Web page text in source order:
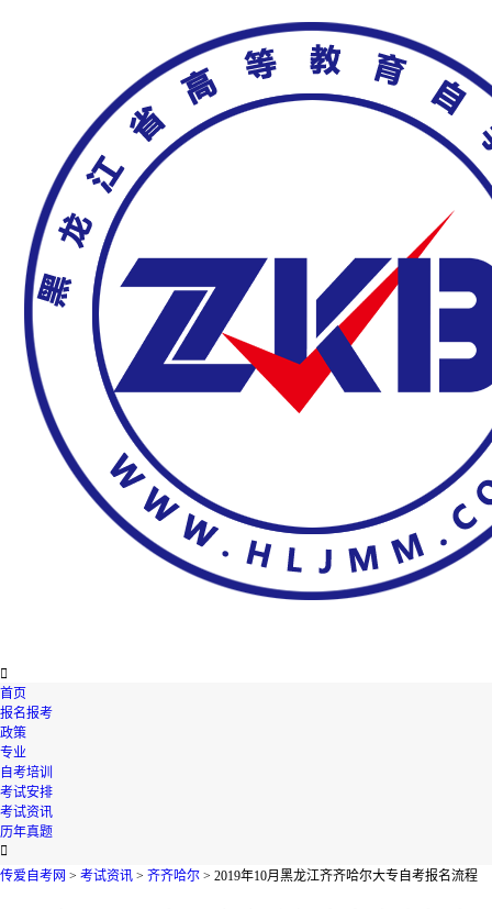

首页
报名报考
政策
专业
自考培训
考试安排
考试资讯
历年真题

传爱自考网 > 考试资讯 > 齐齐哈尔 > 2019年10月黑龙江齐齐哈尔大专自考报名流程